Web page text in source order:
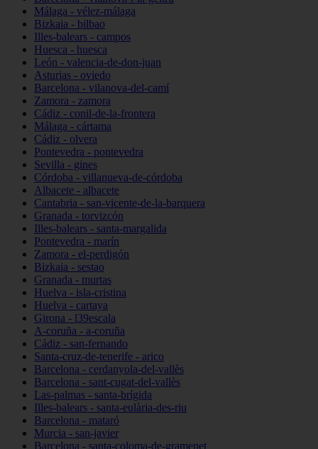
Málaga - vélez-málaga
Bizkaia - bilbao
Illes-balears - campos
Huesca - huesca
León - valencia-de-don-juan
Asturias - oviedo
Barcelona - vilanova-del-camí
Zamora - zamora
Cádiz - conil-de-la-frontera
Málaga - cártama
Cádiz - olvera
Pontevedra - pontevedra
Sevilla - gines
Córdoba - villanueva-de-córdoba
Albacete - albacete
Cantabria - san-vicente-de-la-barquera
Granada - torvizcón
Illes-balears - santa-margalida
Pontevedra - marín
Zamora - el-perdigón
Bizkaia - sestao
Granada - murtas
Huelva - isla-cristina
Huelva - cartaya
Girona - l39escala
A-coruña - a-coruña
Cádiz - san-fernando
Santa-cruz-de-tenerife - arico
Barcelona - cerdanyola-del-vallès
Barcelona - sant-cugat-del-vallès
Las-palmas - santa-brígida
Illes-balears - santa-eulària-des-riu
Barcelona - mataró
Murcia - san-javier
Barcelona - santa-coloma-de-gramenet